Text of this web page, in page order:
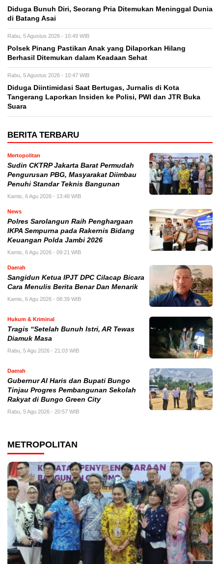
Diduga Bunuh Diri, Seorang Pria Ditemukan Meninggal Dunia
di Batang Asai
Rabu, 5 Agustus 2026 - 10:49 WIB
Polsek Pinang Pastikan Anak yang Dilaporkan Hilang
Berhasil Ditemukan dalam Keadaan Sehat
Rabu, 5 Agustus 2026 - 10:47 WIB
Diduga Diintimidasi Saat Bertugas, Jurnalis di Kota
Tangerang Laporkan Insiden ke Polisi, PWI dan JTR Buka
Suara
BERITA TERBARU
Mertopolitan
Sudin CKTRP Jakarta Barat Permudah
Pengurusan PBG, Masyarakat Diimbau
Penuhi Standar Teknis Bangunan
Kamis, 6 Agu 2026 - 13:48 WIB
News
Polres Sarolangun Raih Penghargaan
IKPA Sempurna pada Rakernis Bidang
Keuangan Polda Jambi 2026
Kamis, 6 Agu 2026 - 09:21 WIB
Daerah
Sangidun Ketua IPJT DPC Cilacap Bicara
Cara Menulis Berita Benar Dan Menarik
Kamis, 6 Agu 2026 - 08:39 WIB
Hukum & Kriminal
Tragis “Setelah Bunuh Istri, AR Tewas
Diamuk Masa
Rabu, 5 Agu 2026 - 21:03 WIB
Daerah
​Gubernur Al Haris dan Bupati Bungo
Tinjau Progres Pembangunan Sekolah
Rakyat di Bungo Green City
Rabu, 5 Agu 2026 - 20:57 WIB
METROPOLITAN